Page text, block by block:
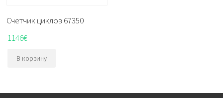
Счетчик циклов 67350
1146€
В корзину